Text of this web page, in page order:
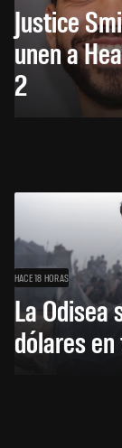
Justice
unen a
2
HACE 18 HORAS
La Odisea
dólares